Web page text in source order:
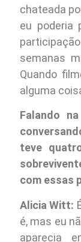
chateada
eu poderia
semanas
Quando
alguma
Falando
teve
com essas
Alicia Witt:
é, mas eu
aparecia